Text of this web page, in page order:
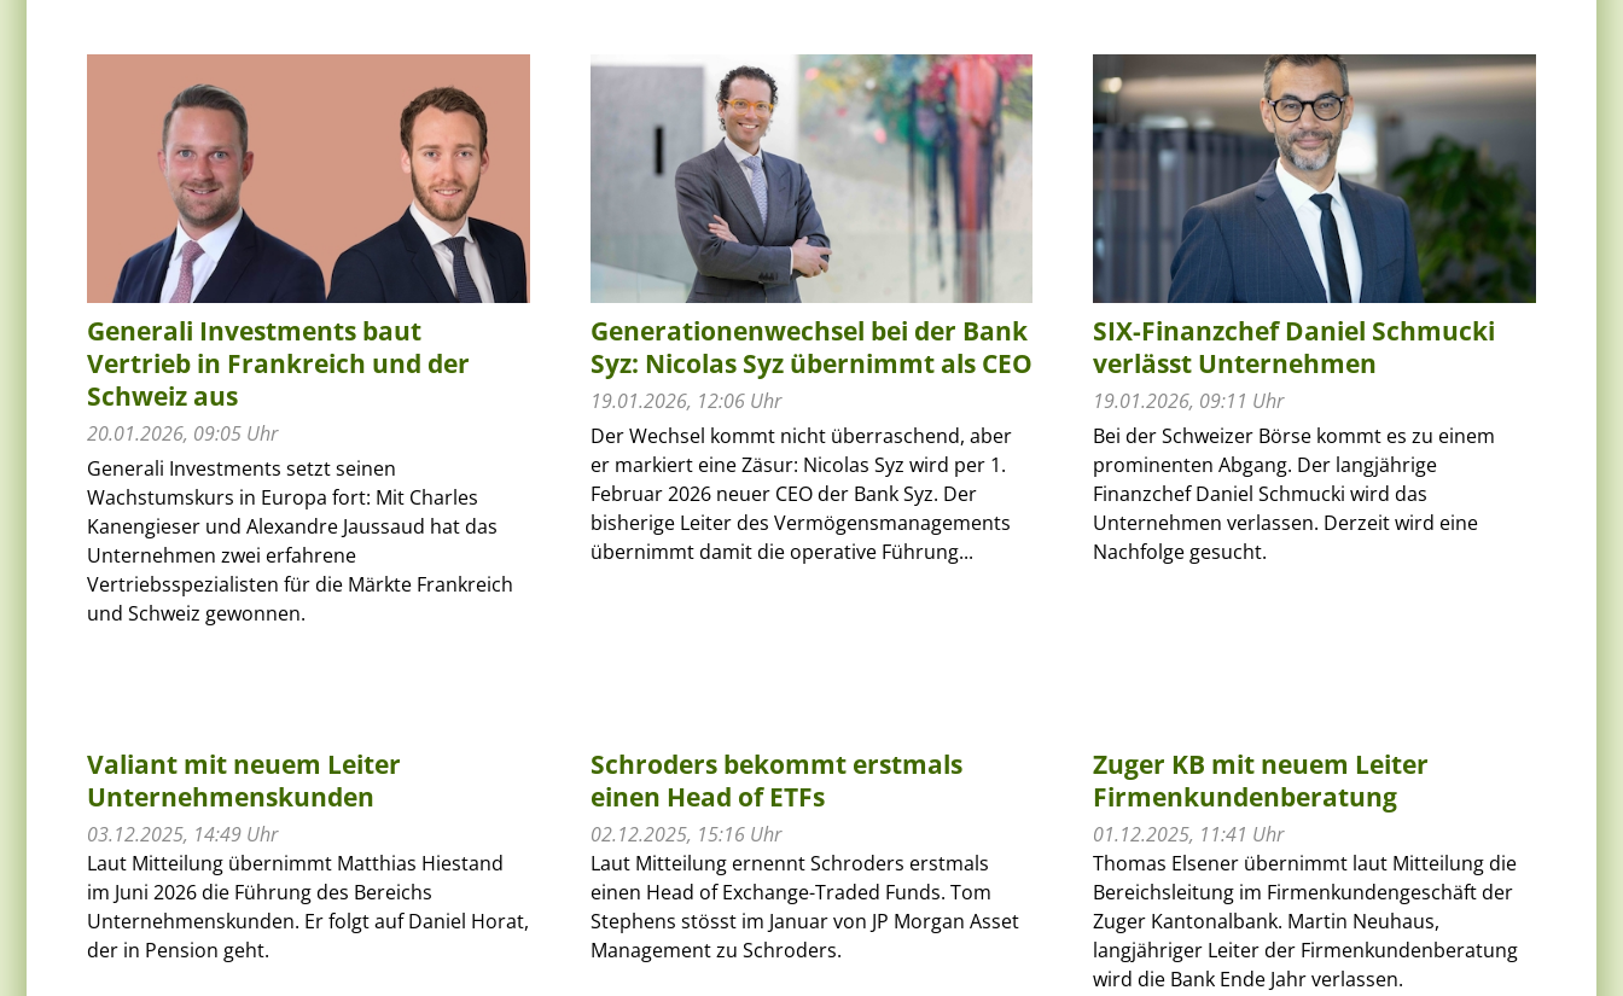
Generali Investments baut
Vertrieb in Frankreich und der
Schweiz aus
20.01.2026, 09:05 Uhr
Generali Investments setzt seinen
Wachstumskurs in Europa fort: Mit Charles
Kanengieser und Alexandre Jaussaud hat das
Unternehmen zwei erfahrene
Vertriebsspezialisten für die Märkte Frankreich
und Schweiz gewonnen.
Generationenwechsel bei der Bank
Syz: Nicolas Syz übernimmt als CEO
19.01.2026, 12:06 Uhr
Der Wechsel kommt nicht überraschend, aber
er markiert eine Zäsur: Nicolas Syz wird per 1.
Februar 2026 neuer CEO der Bank Syz. Der
bisherige Leiter des Vermögensmanagements
übernimmt damit die operative Führung...
SIX-Finanzchef Daniel Schmucki
verlässt Unternehmen
19.01.2026, 09:11 Uhr
Bei der Schweizer Börse kommt es zu einem
prominenten Abgang. Der langjährige
Finanzchef Daniel Schmucki wird das
Unternehmen verlassen. Derzeit wird eine
Nachfolge gesucht.
Valiant mit neuem Leiter
Unternehmenskunden
03.12.2025, 14:49 Uhr
Laut Mitteilung übernimmt Matthias Hiestand
im Juni 2026 die Führung des Bereichs
Unternehmenskunden. Er folgt auf Daniel Horat,
der in Pension geht.
Schroders bekommt erstmals
einen Head of ETFs
02.12.2025, 15:16 Uhr
Laut Mitteilung ernennt Schroders erstmals
einen Head of Exchange-Traded Funds. Tom
Stephens stösst im Januar von JP Morgan Asset
Management zu Schroders.
Zuger KB mit neuem Leiter
Firmenkundenberatung
01.12.2025, 11:41 Uhr
Thomas Elsener übernimmt laut Mitteilung die
Bereichsleitung im Firmenkundengeschäft der
Zuger Kantonalbank. Martin Neuhaus,
langjähriger Leiter der Firmenkundenberatung
wird die Bank Ende Jahr verlassen.